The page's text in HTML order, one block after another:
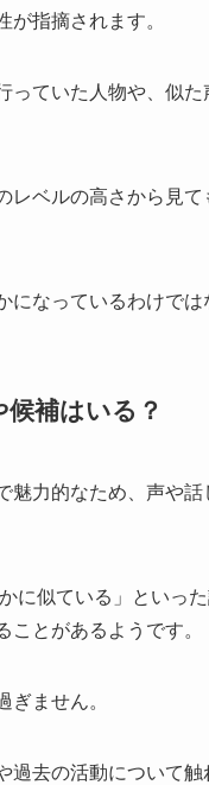
指摘されます。
っていた人物や、似
レベルの高さから見
なっているわけで
補はいる？
魅力的なため、声や
に似ている」といっ
とがあるようです。
ぎません。
過去の活動について